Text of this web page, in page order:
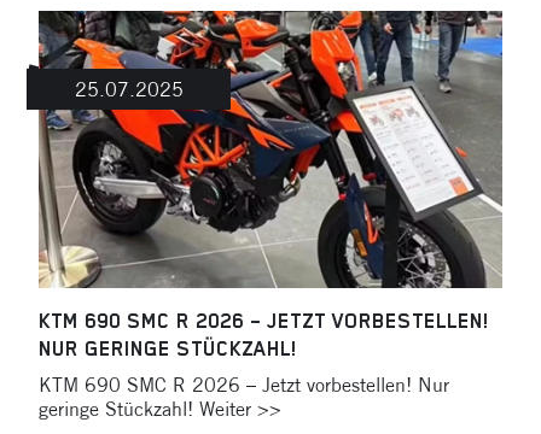
25.07.2025
KTM 690 SMC R 2026 – JETZT VORBESTELLEN!
NUR GERINGE STÜCKZAHL!
KTM 690 SMC R 2026 – Jetzt vorbestellen! Nur
geringe Stückzahl! Weiter >>